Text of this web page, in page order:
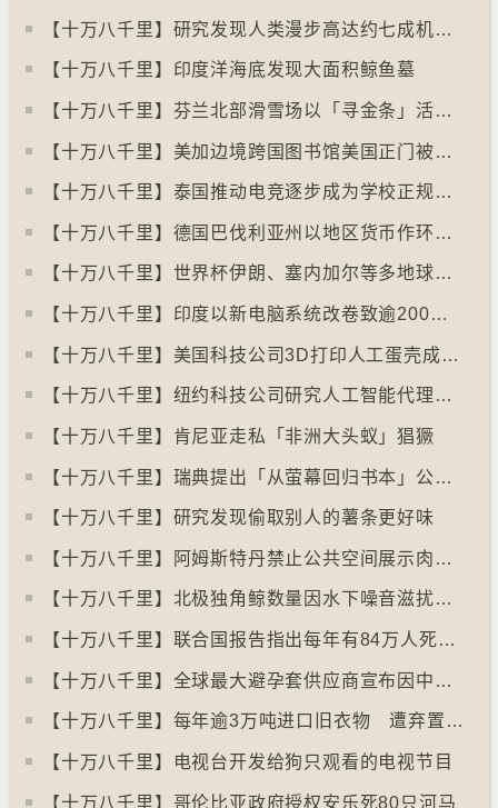
【十万八千里】研究发现人类漫步高达约七成机率「逆时针」行走
【十万八千里】印度洋海底发现大面积鲸鱼墓
【十万八千里】芬兰北部滑雪场以「寻金条」活动吸引游客
【十万八千里】美加边境跨国图书馆美国正门被禁另开「加拿大」门
【十万八千里】泰国推动电竞逐步成为学校正规课程
【十万八千里】德国巴伐利亚州以地区货币作环保金融工具
【十万八千里】世界杯伊朗、塞内加尔等多地球迷入境美国极有可能被拒绝入境
【十万八千里】印度以新电脑系统改卷致逾200万考生成绩或有出错
【十万八千里】美国科技公司3D打印人工蛋壳成功孵化小鸡
【十万八千里】纽约科技公司研究人工智能代理失控情况
【十万八千里】肯尼亚走私「非洲大头蚁」猖獗
【十万八千里】瑞典提出「从萤幕回归书本」公帑购买实体书
【十万八千里】研究发现偷取别人的薯条更好味
【十万八千里】阿姆斯特丹禁止公共空间展示肉类和化石燃料广告已促进碳中和
【十万八千里】北极独角鲸数量因水下噪音滋扰而减少
【十万八千里】联合国报告指出每年有84万人死于工作情况欠佳
【十万八千里】全球最大避孕套供应商宣布因中东战事涨价
【十万八千里】每年逾3万吨进口旧衣物 遭弃置于智利北部沙漠
【十万八千里】电视台开发给狗只观看的电视节目
【十万八千里】哥伦比亚政府授权安乐死80只河马